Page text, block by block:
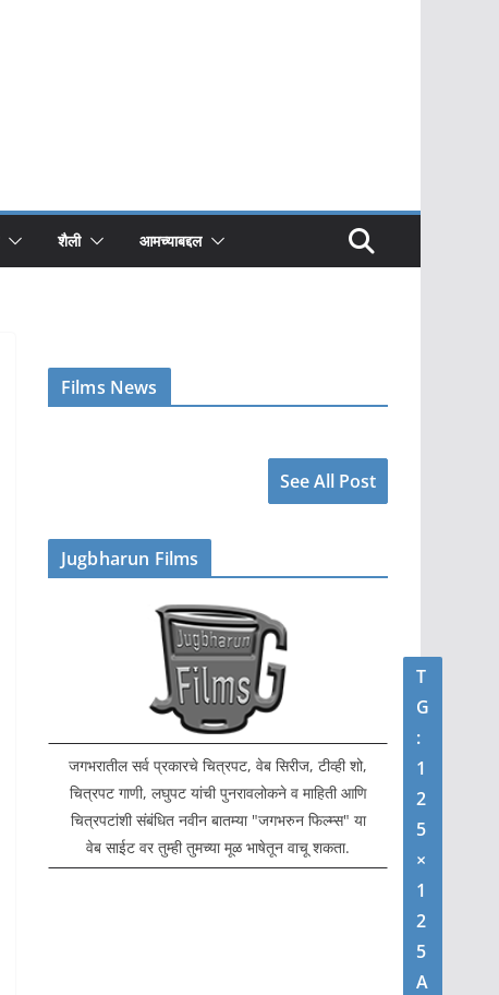
शैली आमच्याबद्दल
Films News
See All Post
Jugbharun Films
जगभरातील सर्व प्रकारचे चित्रपट, वेब सिरीज, टीव्ही शो,
चित्रपट गाणी, लघुपट यांची पुनरावलोकने व माहिती आणि
चित्रपटांशी संबंधित नवीन बातम्या "जगभरुन फिल्म्स" या
वेब साईट वर तुम्ही तुमच्या मूळ भाषेतून वाचू शकता.
T
G
:
1
2
5
×
1
2
5
A